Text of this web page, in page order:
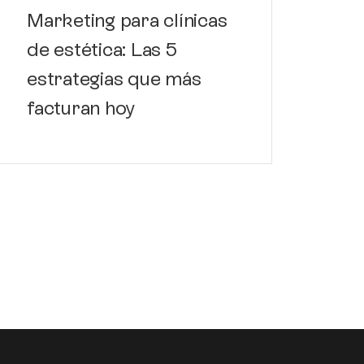
Marketing para clínicas
de estética: Las 5
estrategias que más
facturan hoy